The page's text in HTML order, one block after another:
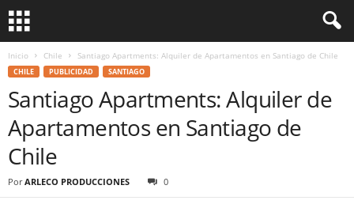
Inicio Chile Santiago Apartments: Alquiler de Apartamentos en Santiago de Chile
CHILE PUBLICIDAD SANTIAGO
Santiago Apartments: Alquiler de
Apartamentos en Santiago de
Chile
Por ARLECO PRODUCCIONES 0